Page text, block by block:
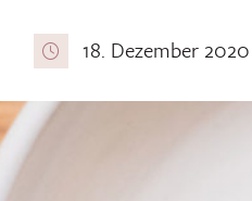
18. Dezember 2020